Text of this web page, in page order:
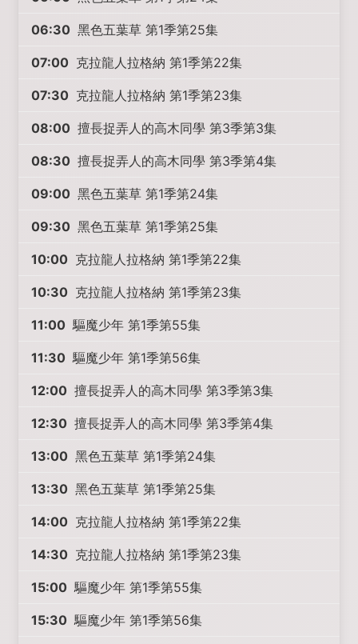
06:30 黑色五葉草 第1季第25集
07:00 克拉龍人拉格納 第1季第22集
07:30 克拉龍人拉格納 第1季第23集
08:00 擅長捉弄人的高木同學 第3季第3集
08:30 擅長捉弄人的高木同學 第3季第4集
09:00 黑色五葉草 第1季第24集
09:30 黑色五葉草 第1季第25集
10:00 克拉龍人拉格納 第1季第22集
10:30 克拉龍人拉格納 第1季第23集
11:00 驅魔少年 第1季第55集
11:30 驅魔少年 第1季第56集
12:00 擅長捉弄人的高木同學 第3季第3集
12:30 擅長捉弄人的高木同學 第3季第4集
13:00 黑色五葉草 第1季第24集
13:30 黑色五葉草 第1季第25集
14:00 克拉龍人拉格納 第1季第22集
14:30 克拉龍人拉格納 第1季第23集
15:00 驅魔少年 第1季第55集
15:30 驅魔少年 第1季第56集